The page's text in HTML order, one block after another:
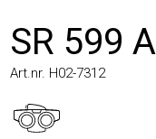
SR 599
Art.nr. H02-7312